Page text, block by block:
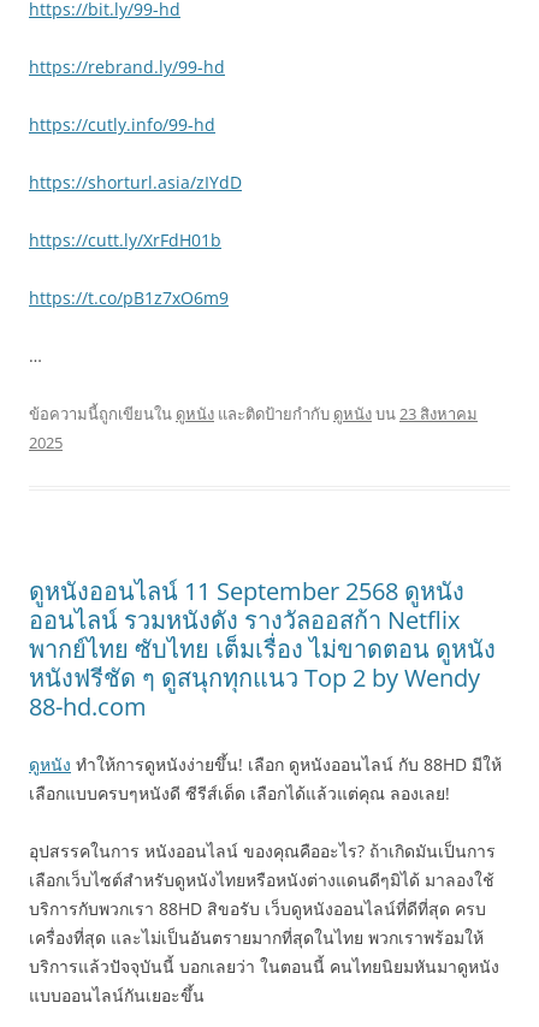
https://bit.ly/99-hd
https://rebrand.ly/99-hd
https://cutly.info/99-hd
https://shorturl.asia/zIYdD
https://cutt.ly/XrFdH01b
https://t.co/pB1z7xO6m9
…
ข้อความนี้ถูกเขียนใน ดูหนัง และติดป้ายกำกับ ดูหนังบน23 สิงหาคม
2025
ดูหนังออนไลน์ 11 September 2568 ดูหนัง
ออนไลน์ รวมหนังดัง รางวัลออสก้า Netflix
พากย์ไทย ซับไทย เต็มเรื่อง ไม่ขาดตอน ดูหนัง
หนังฟรีชัด ๆ ดูสนุกทุกแนว Top 2 by Wendy
88-hd.com
ดูหนัง ทำให้การดูหนังง่ายขึ้น! เลือก ดูหนังออนไลน์ กับ 88HD มีให้
เลือกแบบครบๆหนังดี ซีรีส์เด็ด เลือกได้แล้วแต่คุณ ลองเลย!
อุปสรรคในการ หนังออนไลน์ ของคุณคืออะไร? ถ้าเกิดมันเป็นการ
เลือกเว็บไซต์สำหรับดูหนังไทยหรือหนังต่างแดนดีๆมิได้ มาลองใช้
บริการกับพวกเรา 88HD สิขอรับ เว็บดูหนังออนไลน์ที่ดีที่สุด ครบ
เครื่องที่สุด และไม่เป็นอันตรายมากที่สุดในไทย พวกเราพร้อมให้
บริการแล้วปัจจุบันนี้ บอกเลยว่า ในตอนนี้ คนไทยนิยมหันมาดูหนัง
แบบออนไลน์กันเยอะขึ้น